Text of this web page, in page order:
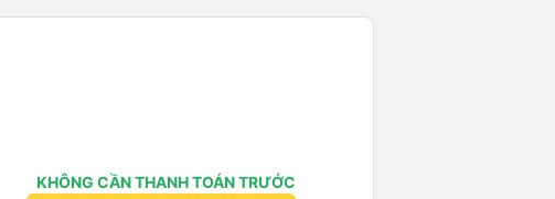
KHÔNG CẦN THANH TOÁN TRƯỚC